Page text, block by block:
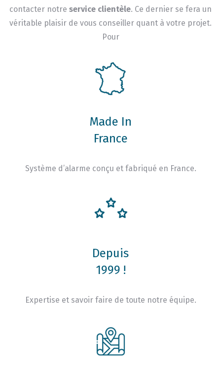
contacter notre service clientèle. Ce dernier se fera un
véritable plaisir de vous conseiller quant à votre projet.
Pour
Made In
France
Système d’alarme conçu et fabriqué en France.
Depuis
1999 !
Expertise et savoir faire de toute notre équipe.